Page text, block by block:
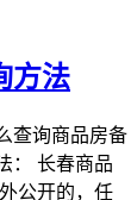
方法
查询商品房备
： 长春商品
公开的，任